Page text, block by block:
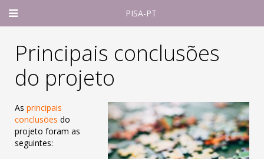
PISA-PT
Principais conclusões
do projeto
As principais
conclusões do
projeto foram as
seguintes: